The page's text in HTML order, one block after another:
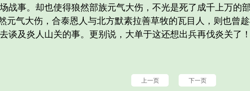
事。却也使得狼然部族元气大伤，不光是死了成千上万的
元气大伤，合泰恩人与北方默素拉善草牧的瓦目人，则也曾
谈及炎人山关的事。更别说，大单于这还想出兵再伐炎关了！
上一页 下一页